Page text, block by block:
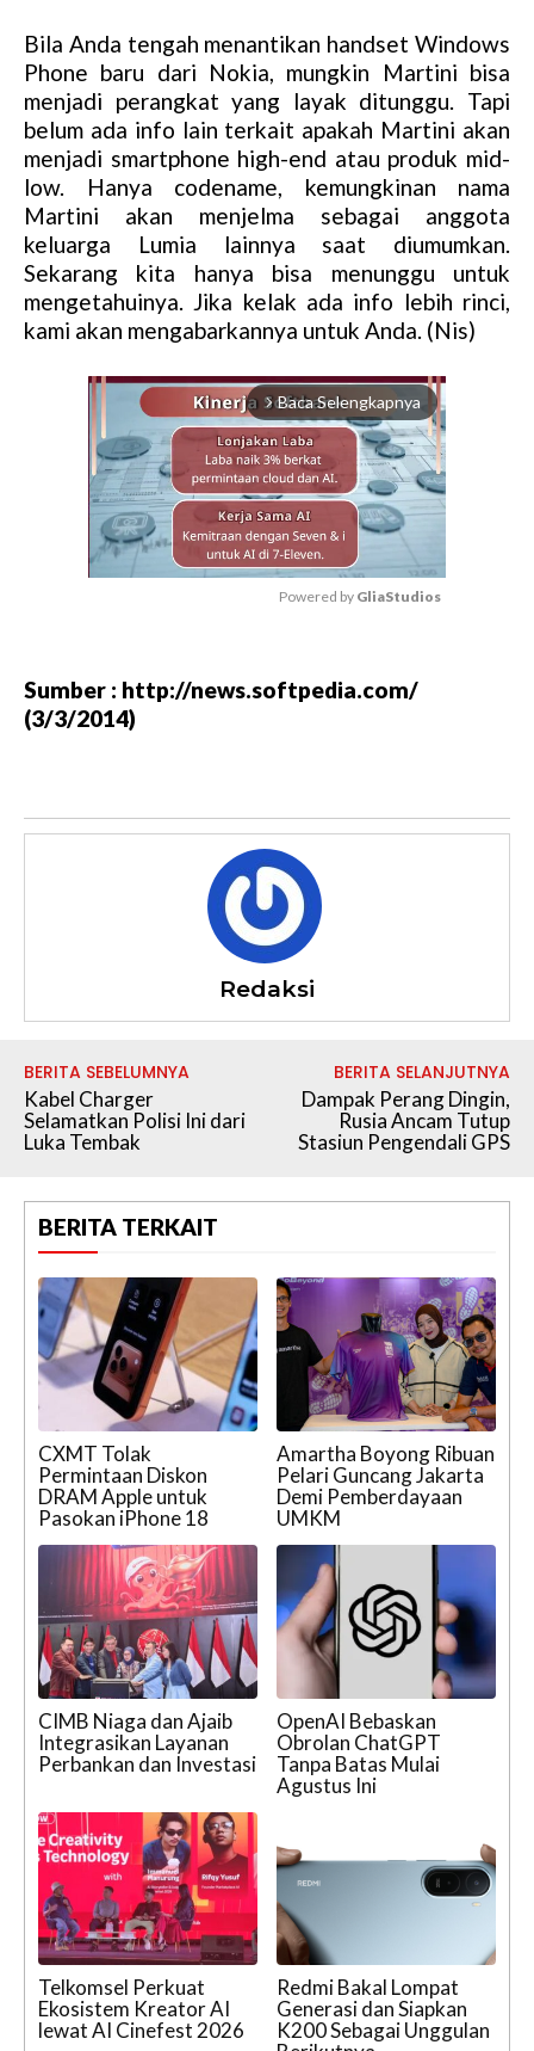
Bila Anda tengah menantikan handset Windows
Phone baru dari Nokia, mungkin Martini bisa
menjadi perangkat yang layak ditunggu. Tapi
belum ada info lain terkait apakah Martini akan
menjadi smartphone high-end atau produk mid-
low. Hanya codename, kemungkinan nama
Martini akan menjelma sebagai anggota
keluarga Lumia lainnya saat diumumkan.
Sekarang kita hanya bisa menunggu untuk
mengetahuinya. Jika kelak ada info lebih rinci,
kami akan mengabarkannya untuk Anda. (Nis)
arrow_forward_ios Baca Selengkapnya
t
Powered by GliaStudios
Sumber : http://news.softpedia.com/
(3/3/2014)
Redaksi
BERITA SEBELUMNYA
Kabel Charger
Selamatkan Polisi Ini dari
Luka Tembak
BERITA SELANJUTNYA
Dampak Perang Dingin,
Rusia Ancam Tutup
Stasiun Pengendali GPS
BERITA TERKAIT
CXMT Tolak
Permintaan Diskon
DRAM Apple untuk
Pasokan iPhone 18
Amartha Boyong Ribuan
Pelari Guncang Jakarta
Demi Pemberdayaan
UMKM
CIMB Niaga dan Ajaib
Integrasikan Layanan
Perbankan dan Investasi
OpenAI Bebaskan
Obrolan ChatGPT
Tanpa Batas Mulai
Agustus Ini
Telkomsel Perkuat
Ekosistem Kreator AI
lewat AI Cinefest 2026
Redmi Bakal Lompat
Generasi dan Siapkan
K200 Sebagai Unggulan